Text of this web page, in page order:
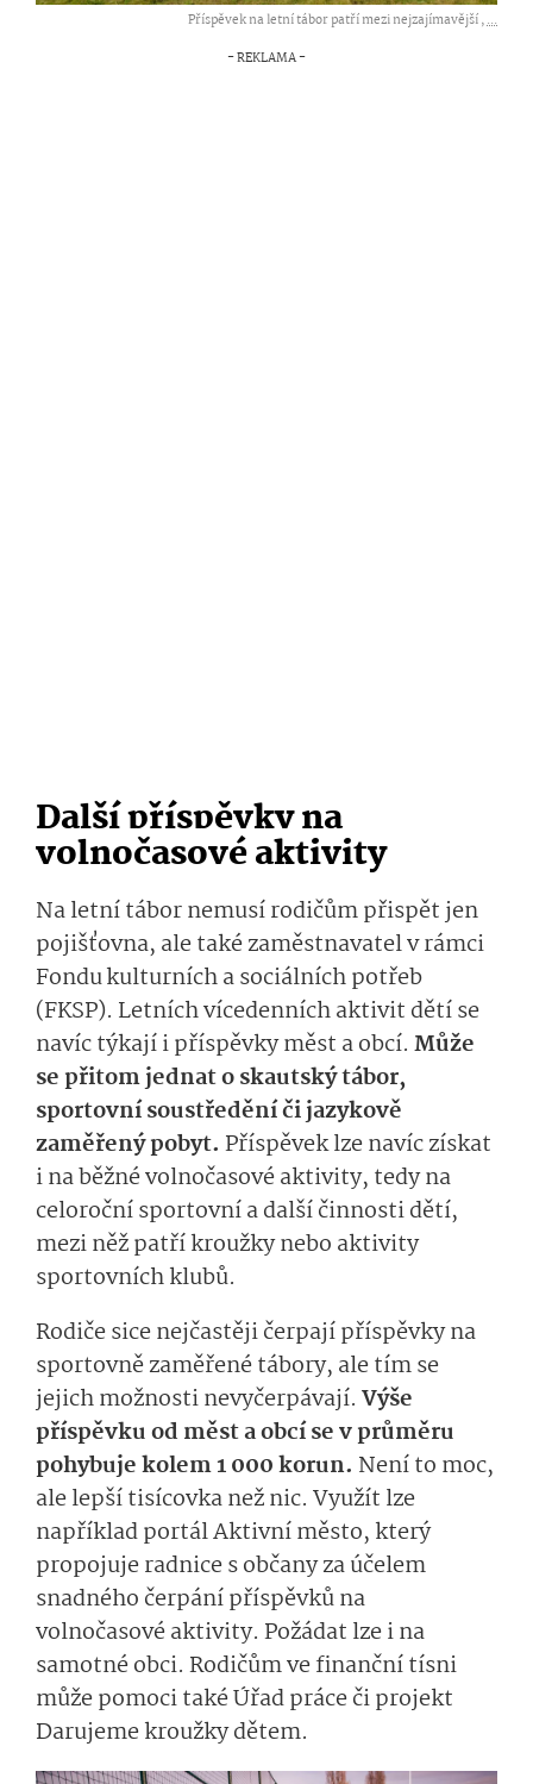
Příspěvek na letní tábor patří mezi nejzajímavější ,...
Další příspěvky na
volnočasové aktivity
Na letní tábor nemusí rodičům přispět jen
pojišťovna, ale také zaměstnavatel v rámci
Fondukulturních a sociálních potřeb
(FKSP). Letních vícedenních aktivit dětí se
navíc týkají i příspěvky měst a obcí. Může
se přitom jednat o skautský tábor,
sportovní soustředění či jazykově
zaměřený pobyt. Příspěvek lze navíc získat
i na běžné volnočasové aktivity, tedy na
celoroční sportovní a další činnosti dětí,
mezi něž patříkroužky nebo aktivity
sportovních klubů.
Rodiče sice nejčastěji čerpají příspěvky na
sportovně zaměřené tábory, ale tím se
jejich možnosti nevyčerpávají. Výše
příspěvku od měst a obcí se v průměru
pohybuje kolem 1 000 korun. Není to moc,
ale lepší tisícovka než nic. Využít lze
například portál Aktivní město, který
propojuje radnice s občany za účelem
snadného čerpání příspěvků na
volnočasové aktivity. Požádat lze i na
samotné obci. Rodičům ve finanční tísni
může pomoci také Úřad práce či projekt
Darujeme kroužky dětem.